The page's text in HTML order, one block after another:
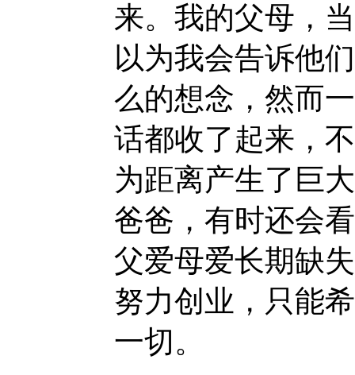
来。我的父母，
以为我会告诉他
么的想念，然而
话都收了起来，
为距离产生了巨
爸爸，有时还会
父爱母爱长期缺
努力创业，只能
一切。